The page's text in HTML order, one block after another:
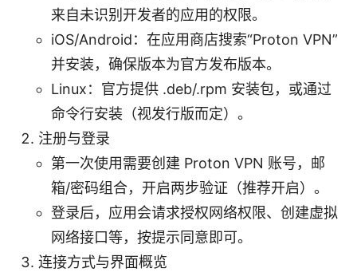
来自未识别开发者的应用的权限。
iOS/Android：在应用商店搜索“Proton VPN”
并安装，确保版本为官方发布版本。
Linux：官方提供 .deb/.rpm 安装包，或通过
命令行安装（视发行版而定）。
注册与登录
第一次使用需要创建 Proton VPN 账号，邮
箱/密码组合，开启两步验证（推荐开启）。
登录后，应用会请求授权网络权限、创建虚拟
网络接口等，按提示同意即可。
连接方式与界面概览